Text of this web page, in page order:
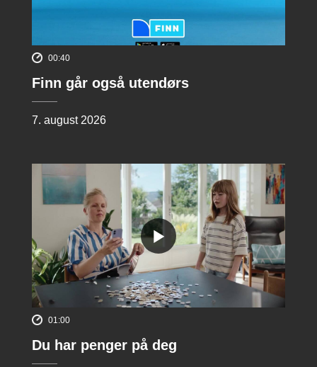
00:40
Finn går også utendørs
7. august 2026
01:00
Du har penger på deg